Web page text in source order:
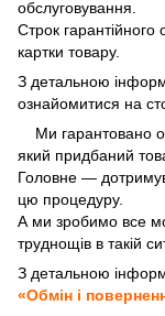
обслуговування.
Строк гарантійного
картки товару.
З детальною
ознайомитися на
Ми гарантовано
який придбаний
Головне —
цю процедуру.
А ми зробимо все
труднощів в такій
З детальною
«Обмін і